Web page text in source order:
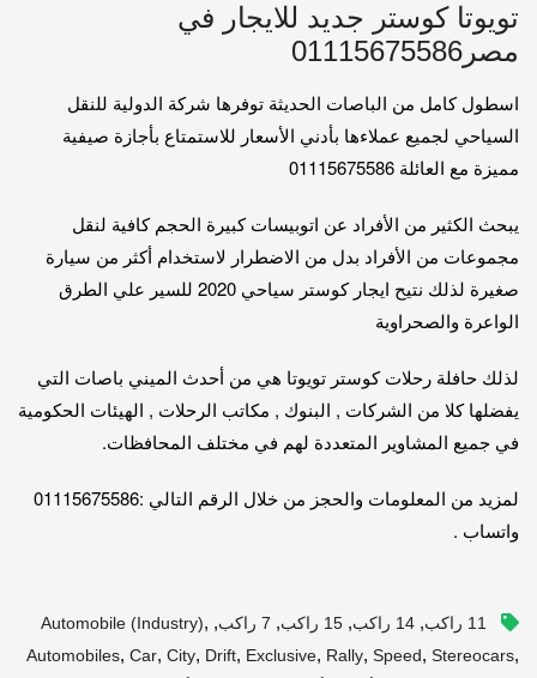
تويوتا كوستر جديد للايجار في
مصر01115675586
اسطول كامل من الباصات الحديثة توفرها شركة الدولية للنقل
السياحي لجميع عملاءها بأدني الأسعار للاستمتاع بأجازة صيفية
مميزة مع العائلة 01115675586
يبحث الكثير من الأفراد عن اتوبيسات كبيرة الحجم كافية لنقل
مجموعات من الأفراد بدل من الاضطرار لاستخدام أكثر من سيارة
صغيرة لذلك نتيح ايجار كوستر سياحي 2020 للسير علي الطرق
الواعرة والصحراوية
لذلك حافلة رحلات كوستر تويوتا هي من أحدث الميني باصات التي
يفضلها كلا من الشركات , البنوك , مكاتب الرحلات , الهيئات الحكومية
في جميع المشاوير المتعددة لهم في مختلف المحافظات.
لمزيد من المعلومات والحجز من خلال الرقم التالي :01115675586
واتساب .
11 راكب , 14 راكب , 15 راكب , 7 راكب ,
Automobile (industry),
Automobiles, Car, City, Drift, Exclusive, Rally, Speed, Stereocars,